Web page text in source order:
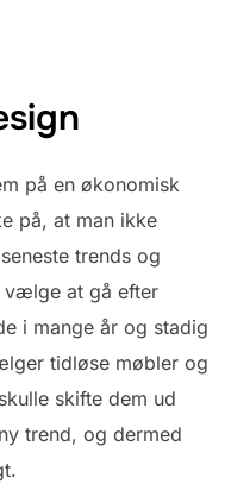
på en økonomisk
på, at man ikke
trends og
vælge at gå efter
i mange år og stadig
tidløse møbler og
skifte dem ud
trend, og dermed